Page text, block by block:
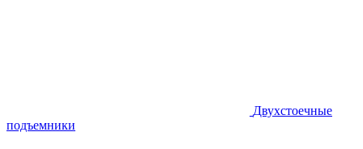
Двухстоечные
подъемники